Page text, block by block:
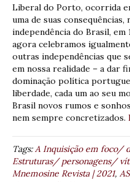
Liberal do Porto, ocorrida
uma de suas
independência do Brasil, em
agora celebramos
outras independências que
em nossa realidade – a dar
dominação política
liberdade, cada um ao seu
Brasil novos rumos e
nem sempre concretizados.
Tags:A Inquisição em foco/
Estruturas/ personagens/
Mnemosine Revista | 2021,